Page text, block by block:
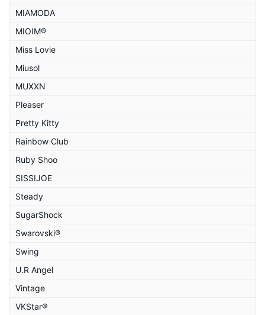
MIAMODA
MIOIM®
Miss Lovie
Miusol
MUXXN
Pleaser
Pretty Kitty
Rainbow Club
Ruby Shoo
SISSIJOE
Steady
SugarShock
Swarovski®
Swing
U.R Angel
Vintage
VKStar®